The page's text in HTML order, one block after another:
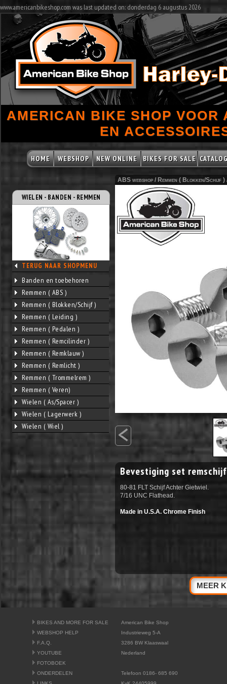
www.americanbikeshop.com was last updated on: donderdag 6 augustus 2026
AMERICAN BIKE SHOP VOOR
EN
HOME WEBSHOP NEW ONLINE BIKES FOR SALE
WIELEN - BANDEN - REMMEN
TERUG NAAR SHOPMENU
Banden en toebehoren
Remmen ( ABS )
Remmen ( Blokken/Schijf )
Remmen ( Leiding )
Remmen ( Pedalen )
Remmen ( Remcilinder )
Remmen ( Remklauw )
Remmen ( Remlicht )
Remmen ( Trommelrem )
Remmen ( Veren)
Wielen ( As/Spacer )
Wielen ( Lagerwerk )
Wielen ( Wiel )
ABS webshop / Remmen ( Blokken/Schijf )
<
Bevestiging set remschijf
80-81 FLT Schijf Achter Gietwiel.
7/16 UNC Flathead.
Made in U.S.A. Chrome Finish
MEER
BIKES AND MORE FOR SALE
WEBSHOP HELP
F.A.Q.
YOUTUBE
FOTOBOEK
ONDERDELEN
American Bike Shop
Industrieweg 5-A
3286 BW Klaaswaal
Nederland
Telefoon 0186- 685 690